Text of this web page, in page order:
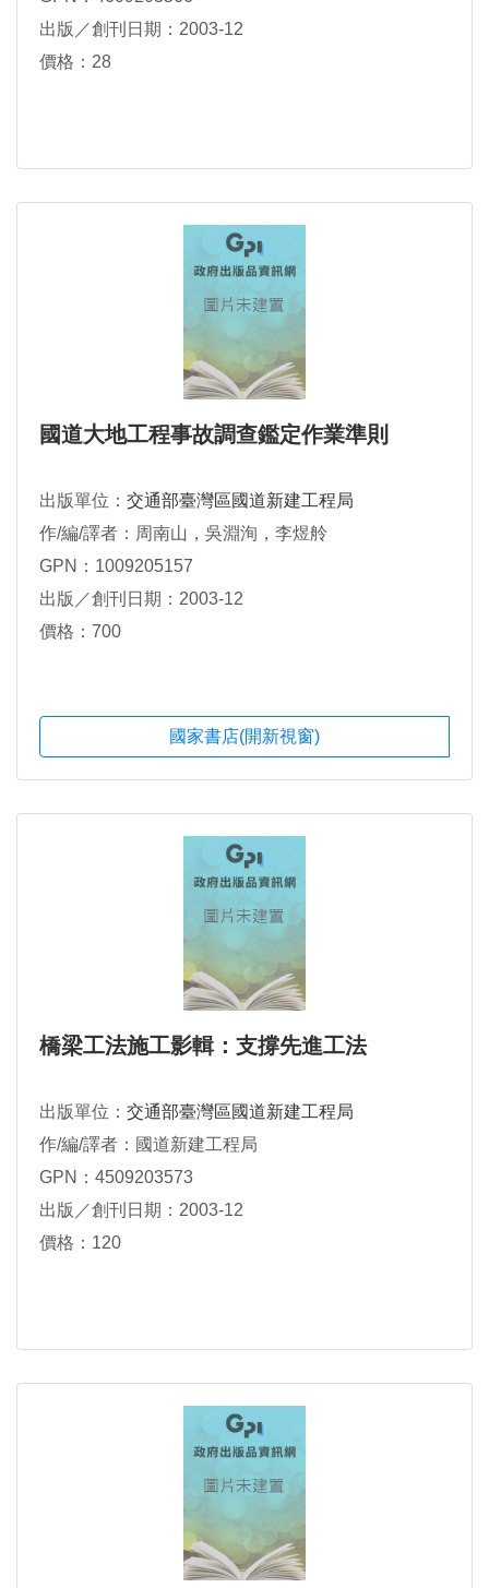
出版／創刊日期：2003-12
價格：28
國道大地工程事故調查鑑定作業準則
出版單位： 交通部臺灣區國道新建工程局
作/編/譯者：周南山，吳淵洵，李煜舲
GPN：1009205157
出版／創刊日期：2003-12
價格：700
國家書店(開新視窗)
橋梁工法施工影輯：支撐先進工法
出版單位： 交通部臺灣區國道新建工程局
作/編/譯者：國道新建工程局
GPN：4509203573
出版／創刊日期：2003-12
價格：120